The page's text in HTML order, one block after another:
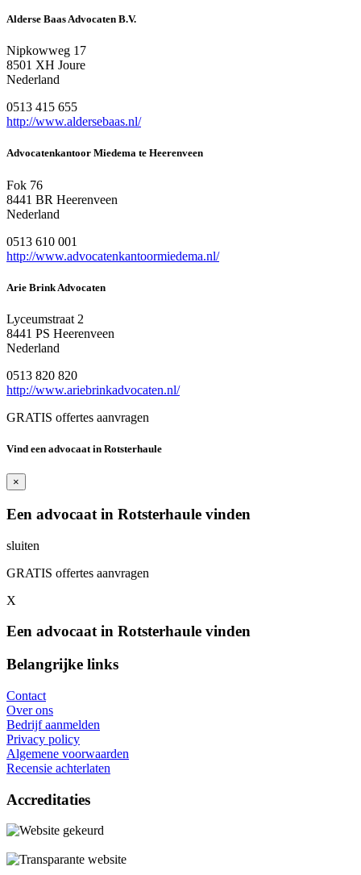
Alderse Baas Advocaten B.V.
Nipkowweg 17
8501 XH Joure
Nederland
0513 415 655
http://www.aldersebaas.nl/
Advocatenkantoor Miedema te Heerenveen
Fok 76
8441 BR Heerenveen
Nederland
0513 610 001
http://www.advocatenkantoormiedema.nl/
Arie Brink Advocaten
Lyceumstraat 2
8441 PS Heerenveen
Nederland
0513 820 820
http://www.ariebrinkadvocaten.nl/
GRATIS offertes aanvragen
Vind een advocaat in Rotsterhaule
×
Een advocaat in Rotsterhaule vinden
sluiten
GRATIS offertes aanvragen
X
Een advocaat in Rotsterhaule vinden
Belangrijke links
Contact
Over ons
Bedrijf aanmelden
Privacy policy
Algemene voorwaarden
Recensie achterlaten
Accreditaties